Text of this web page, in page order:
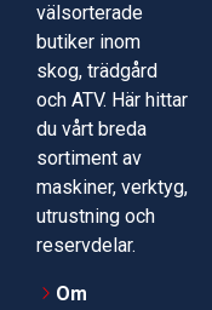
välsorterade
butiker inom
skog, trädgård
och ATV. Här hittar
du vårt breda
sortiment av
maskiner, verktyg,
utrustning och
reservdelar.
Om